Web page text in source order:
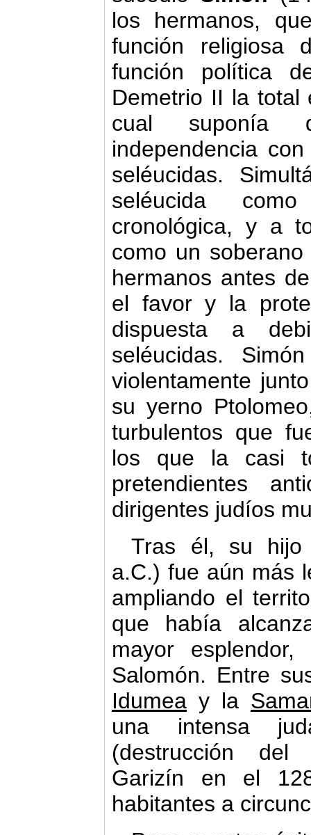
los hermanos,
función religiosa
función política
Demetrio II la total
cual suponía
independencia
seléucidas.
seléucida
cronológica, y a
como un
hermanos antes
el favor y la
dispuesta a
seléucidas.
violentamente
su yerno
turbulentos que
los que la casi
pretendientes
dirigentes judíos
Tras él, su
a.C.) fue aún más
ampliando el
que había
mayor
Salomón. Entre
Idumea y la
una intensa
(destrucción
Garizín en el
habitantes a